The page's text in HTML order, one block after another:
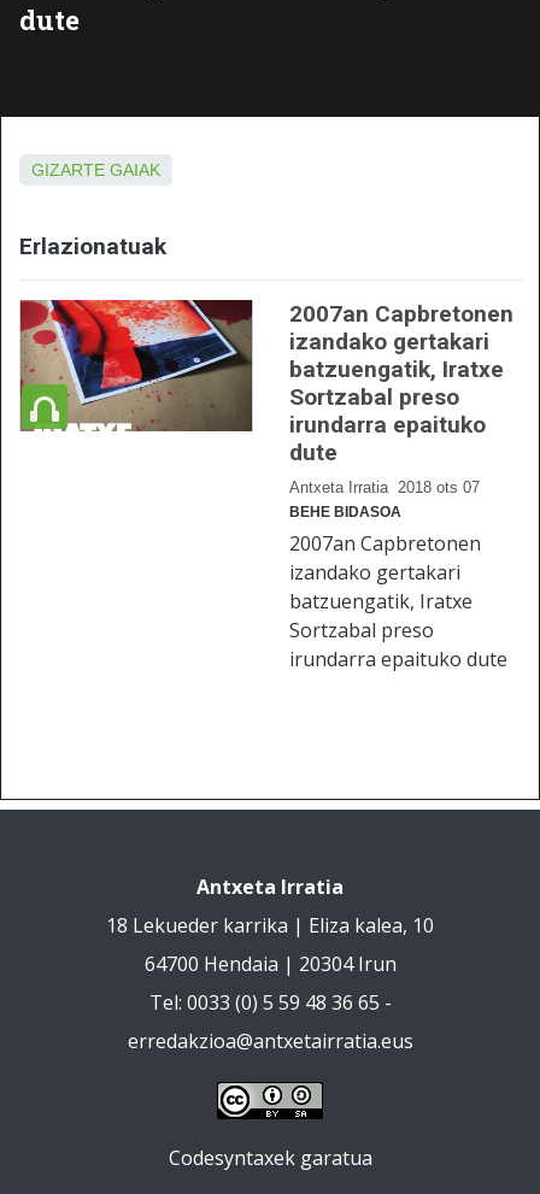
dute
GIZARTE GAIAK
Erlazionatuak
2007an Capbretonen
izandako gertakari
batzuengatik, Iratxe
Sortzabal preso
irundarra epaituko
dute
Antxeta Irratia 2018 ots 07
BEHE BIDASOA
2007an Capbretonen
izandako gertakari
batzuengatik, Iratxe
Sortzabal preso
irundarra epaituko dute
Antxeta Irratia
18 Lekueder karrika | Eliza kalea, 10
64700 Hendaia | 20304 Irun
Tel: 0033 (0) 5 59 48 36 65 -
erredakzioa@antxetairratia.eus
Codesyntaxek garatua